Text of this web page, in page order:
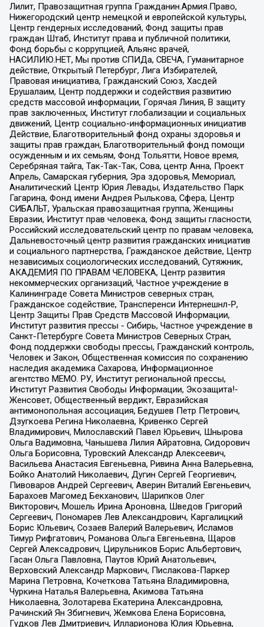
Лилит, Правозащитная группа Гражданин.Армия.Право,
Нижегородский центр немецкой и европейской культуры,
Центр гендерных исследований, Фонд защиты прав
граждан Штаб, Институт права и публичной политики,
Фонд борьбы с коррупцией, Альянс врачей,
НАСИЛИЮ.НЕТ, Мы против СПИДа, СВЕЧА, Гуманитарное
действие, Открытый Петербург, Лига Избирателей,
Правовая инициатива, Гражданский Союз, Хасдей
Ерушалаим, Центр поддержки и содействия развитию
средств массовой информации, Горячая Линия, В защиту
прав заключенных, Институт глобализации и социальных
движений, Центр социально-информационных инициатив
Действие, Благотворительный фонд охраны здоровья и
защиты прав граждан, Благотворительный фонд помощи
осужденным и их семьям, Фонд Тольятти, Новое время,
Серебряная тайга, Так-Так-Так, Сова, центр Анна, Проект
Апрель, Самарская губерния, Эра здоровья, Мемориал,
Аналитический Центр Юрия Левады, Издательство Парк
Гагарина, Фонд имени Андрея Рылькова, Сфера, Центр
СИБАЛЬТ, Уральская правозащитная группа, Женщины
Евразии, Институт прав человека, Фонд защиты гласности,
Российский исследовательский центр по правам человека,
Дальневосточный центр развития гражданских инициатив
и социального партнерства, Гражданское действие, Центр
независимых социологических исследований, Сутяжник,
АКАДЕМИЯ ПО ПРАВАМ ЧЕЛОВЕКА, Центр развития
некоммерческих организаций, Частное учреждение в
Калининграде Совета Министров северных стран,
Гражданское содействие, Трансперенси Интернешнл-Р,
Центр Защиты Прав Средств Массовой Информации,
Институт развития прессы - Сибирь, Частное учреждение в
Санкт-Петербурге Совета Министров Северных Стран,
Фонд поддержки свободы прессы, Гражданский контроль,
Человек и Закон, Общественная комиссия по сохранению
наследия академика Сахарова, Информационное
агентство МЕМО. РУ, Институт региональной прессы,
Институт Развития Свободы Информации, Экозащита!-
Женсовет, Общественный вердикт, Евразийская
антимонопольная ассоциация, Бедушев Петр Петрович,
Дзугкоева Регина Николаевна, Кривенко Сергей
Владимирович, Милославский Павел Юрьевич, Шнырова
Ольга Вадимовна, Чанышева Лилия Айратовна, Сидорович
Ольга Борисовна, Туровский Александр Алексеевич,
Васильева Анастасия Евгеньевна, Ривина Анна Валерьевна,
Бойко Анатолий Николаевич, Дугин Сергей Георгиевич,
Пивоваров Андрей Сергеевич, Аверин Виталий Евгеньевич,
Барахоев Магомед Бекханович, Шарипков Олег
Викторович, Мошель Ирина Ароновна, Шведов Григорий
Сергеевич, Пономарев Лев Александрович, Каргалицкий
Борис Юльевич, Созаев Валерий Валерьевич, Исламов
Тимур Рифгатович, Романова Ольга Евгеньевна, Щаров
Сергей Алексадрович, Цирульников Борис Альбертович,
Гасан Ольга Павловна, Паутов Юрий Анатольевич,
Верховский Александр Маркович, Пислакова-Паркер
Марина Петровна, Кочеткова Татьяна Владимировна,
Чуркина Наталья Валерьевна, Акимова Татьяна
Николаевна, Золотарева Екатерина Александровна,
Рачинский Ян Збигневич, Жемкова Елена Борисовна,
Гудков Лев Дмитриевич, Илларионова Юлия Юрьевна,